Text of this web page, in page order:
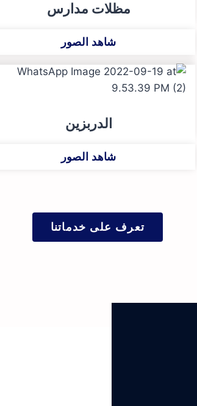
مظلات مدارس
شاهد الصور
الدربزين
شاهد الصور
تعرف على خدماتنا